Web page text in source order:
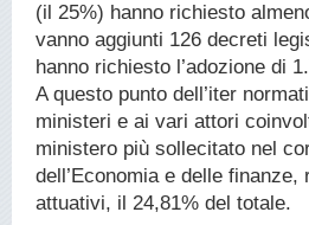
(il 25%) hanno richiesto
vanno aggiunti 126 decreti
hanno richiesto l’adozione di
A questo punto dell’iter
ministeri e ai vari attori
ministero più sollecitato nel
dell’Economia e delle
attuativi, il 24,81% del totale.